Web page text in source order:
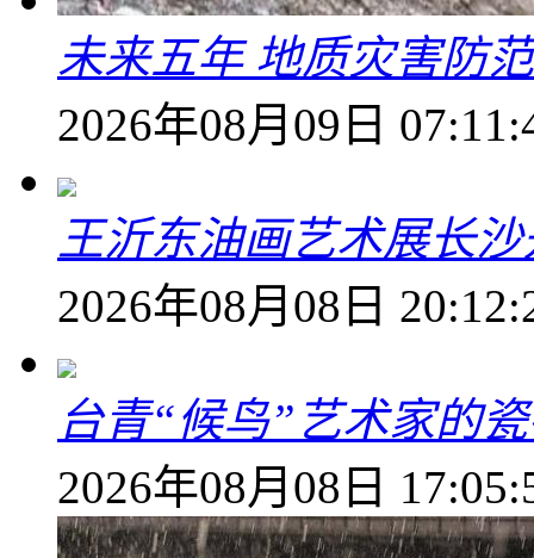
未来五年 地质灾害防
2026年08月09日
王沂东油画艺术展长
2026年08月08日
台青“候鸟”艺术家的
2026年08月08日